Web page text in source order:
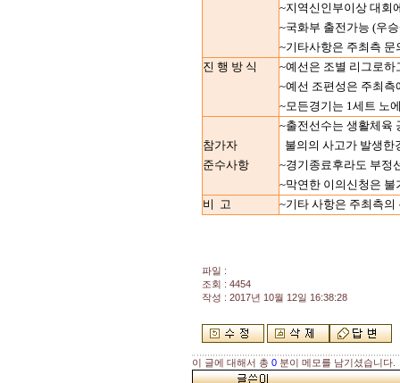
~지역신인부이상 대회
~국화부 출전가능 (우
~기타사항은 주최측 문
진 행 방 식
~예선은 조별 리그로
~예선 조편성은 주최측
~모든경기는 1세트 노
~출전선수는 생활체육
참가자
불의의 사고가 발생한
준수사항
~경기종료후라도 부정
~막연한 이의신청은
비 고 ~기타 사항은 주최측의
파일 :
조회 : 4454
작성 : 2017년 10월 12일 16:38:28
이 글에 대해서 총 0 분이 메모를 남기셨습니다.